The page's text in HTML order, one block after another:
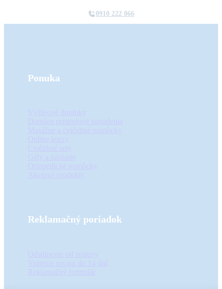
0910 222 066
Ponuka
Reklamačný poriadok